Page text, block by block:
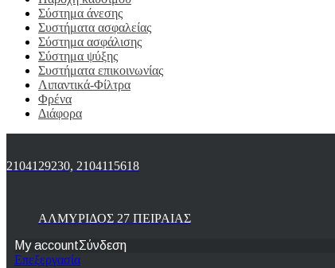
Σύστημα άνεσης
Συστήματα ασφαλείας
Σύστημα ασφάλισης
Σύστημα ψύξης
Συστήματα επικοινωνίας
Λιπαντικά-Φίλτρα
Φρένα
Διάφορα
2104129230, 2104115618
ΑΛΜΥΡΙΔΟΣ 27 ΠΕΙΡΑΙΑΣ
My accountΣύνδεση
Επεξεργασία